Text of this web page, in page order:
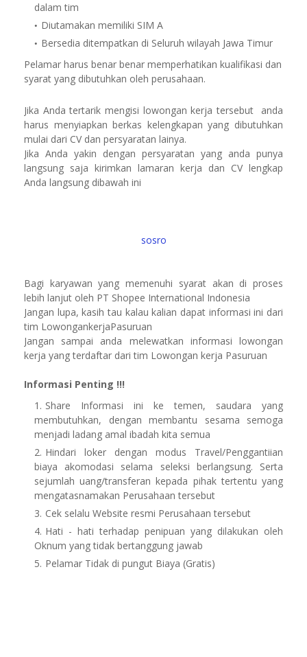
dalam tim
Diutamakan memiliki SIM A
Bersedia ditempatkan di Seluruh wilayah Jawa Timur
Pelamar harus benar benar memperhatikan kualifikasi dan
syarat yang dibutuhkan oleh perusahaan.
Jika Anda tertarik mengisi lowongan kerja tersebut anda
harus menyiapkan berkas kelengkapan yang dibutuhkan
mulai dari CV dan persyaratan lainya.
Jika Anda yakin dengan persyaratan yang anda punya
langsung saja kirimkan lamaran kerja dan CV lengkap
Anda langsung dibawah ini
sosro
Bagi karyawan yang memenuhi syarat akan di proses
lebih lanjut oleh PT Shopee International Indonesia
Jangan lupa, kasih tau kalau kalian dapat informasi ini dari
tim LowongankerjaPasuruan
Jangan sampai anda melewatkan informasi lowongan
kerja yang terdaftar dari tim Lowongan kerja Pasuruan
Informasi Penting !!!
Share Informasi ini ke temen, saudara yang
membutuhkan, dengan membantu sesama semoga
menjadi ladang amal ibadah kita semua
Hindari loker dengan modus Travel/Penggantiian
biaya akomodasi selama seleksi berlangsung. Serta
sejumlah uang/transferan kepada pihak tertentu yang
mengatasnamakan Perusahaan tersebut
Cek selalu Website resmi Perusahaan tersebut
Hati - hati terhadap penipuan yang dilakukan oleh
Oknum yang tidak bertanggung jawab
Pelamar Tidak di pungut Biaya (Gratis)